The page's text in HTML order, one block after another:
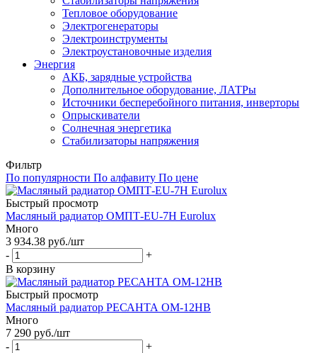
Тепловое оборудование
Электрогенераторы
Электроинструменты
Электроустановочные изделия
Энергия
АКБ, зарядные устройства
Дополнительное оборудование, ЛАТРы
Источники бесперебойного питания, инверторы
Опрыскиватели
Солнечная энергетика
Стабилизаторы напряжения
Фильтр
По популярности По алфавиту По цене
Быстрый просмотр
Масляный радиатор ОМПТ-EU-7Н Eurolux
Много
3 934.38 руб./шт
-
+
В корзину
Быстрый просмотр
Масляный радиатор РЕСАНТА ОМ-12НВ
Много
7 290 руб./шт
-
+